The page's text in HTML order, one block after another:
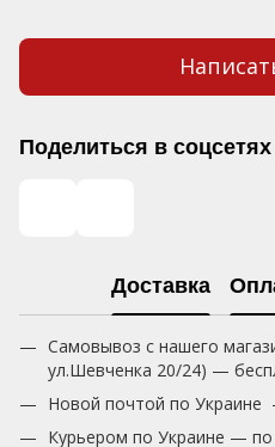
Поделиться в соцсетях
Доставка
Самовывоз с нашего
ул.Шевченка 20/24) —
Новой почтой по Украине
Курьером по Украине —